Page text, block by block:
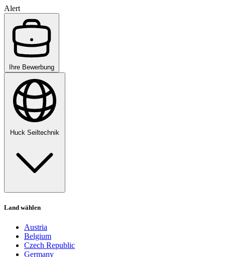
Alert
Ihre Bewerbung
Huck Seiltechnik
Land wählen
Austria
Belgium
Czech Republic
Germany